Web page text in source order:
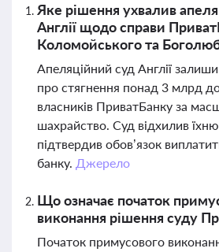
Яке рішення ухвалив
Англії щодо справи
Коломойського та
Апеляційний суд Англії
про стягнення понад 3 млрд
власників ПриватБанку за
шахрайство. Суд відхилив
підтвердив обов’язок
банку. Джерело
Що означає початок
виконання рішення суду
Початок примусового